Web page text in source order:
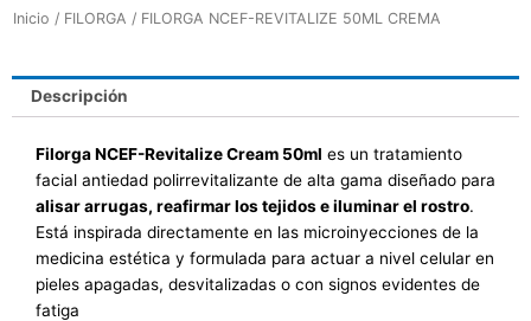
Inicio / FILORGA / FILORGA NCEF-REVITALIZE 50ML CREMA
Descripción
Filorga NCEF-Revitalize Cream 50ml es un tratamiento
facial antiedad polirrevitalizante de alta gama diseñado para
alisar arrugas, reafirmar los tejidos e iluminar el rostro.
Está inspirada directamente en las microinyecciones de la
medicina estética y formulada para actuar a nivel celular en
pieles apagadas, desvitalizadas o con signos evidentes de
fatiga